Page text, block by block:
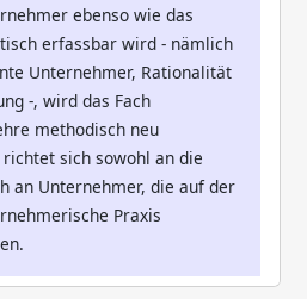
ebenso wie das
erfassbar wird - nämlich
Unternehmer, Rationalität
-, wird das Fach
methodisch neu
sich sowohl an die
an Unternehmer, die auf der
Praxis